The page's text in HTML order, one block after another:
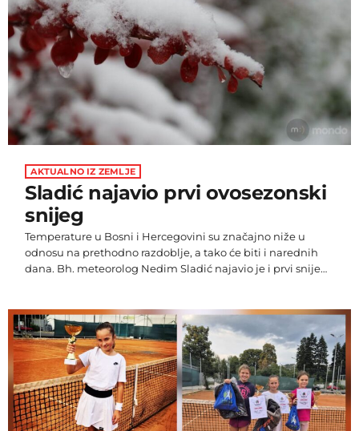
prsno (1.25.70), danas je […]
AKTUALNO IZ ZEMLJE
Sladić najavio prvi ovosezonski
snijeg
Temperature u Bosni i Hercegovini su značajno niže u
odnosu na prethodno razdoblje, a tako će biti i narednih
dana. Bh. meteorolog Nedim Sladić najavio je i prvi snijeg.
cirkulacije (cut-off low), a uvjetovana blok sistemom preko
sjeverne Europe, početak listopada donosi znatno hladnije
vrijeme od prosjeka. Na planinama dovoljno hladno da uz
[…]